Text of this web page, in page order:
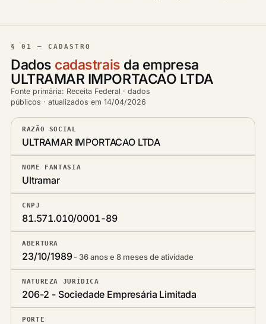
§ 01 — CADASTRO
Dados cadastrais da empresa
ULTRAMAR IMPORTACAO LTDA
Fonte primária: Receita Federal · dados
públicos · atualizados em 14/04/2026
RAZÃO SOCIAL
ULTRAMAR IMPORTACAO LTDA
NOME FANTASIA
Ultramar
CNPJ
81.571.010/0001-89
ABERTURA
23/10/1989 36 anos e 8 meses de atividade
NATUREZA JURÍDICA
206-2 - Sociedade Empresária Limitada
PORTE